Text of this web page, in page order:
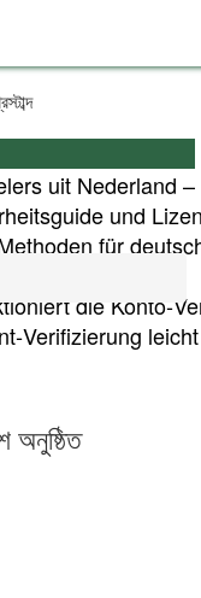
uit Nederland
und
für
im Überblick
die
অনুষ্ঠিত